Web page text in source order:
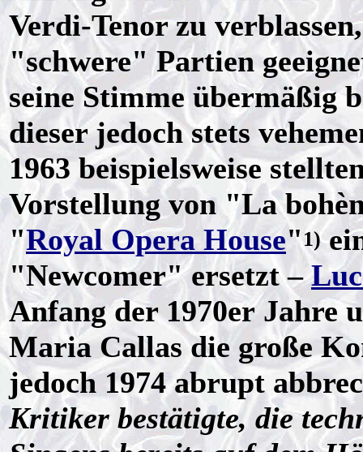
Verdi-Tenor zu
"schwere" Partien
seine Stimme übermäßig
dieser jedoch stets
1963 beispielsweise
Vorstellung von "La
"Royal Opera House"1)
"Newcomer" ersetzt –
Anfang der 1970er Jahre
Maria Callas die große
jedoch 1974 abrupt
Kritiker bestätigte, die